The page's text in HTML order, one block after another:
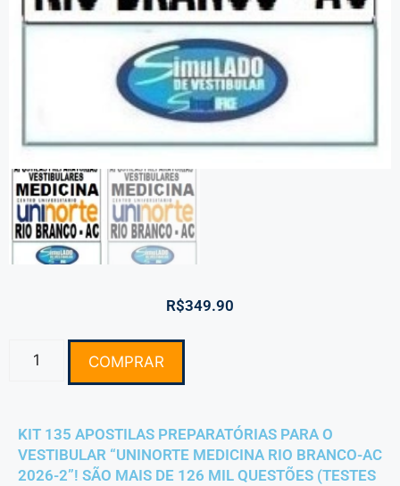
R$349.90
COMPRAR
KIT 135 APOSTILAS PREPARATÓRIAS PARA O
VESTIBULAR “UNINORTE MEDICINA RIO BRANCO-AC
2026-2”! SÃO MAIS DE 126 MIL QUESTÕES (TESTES